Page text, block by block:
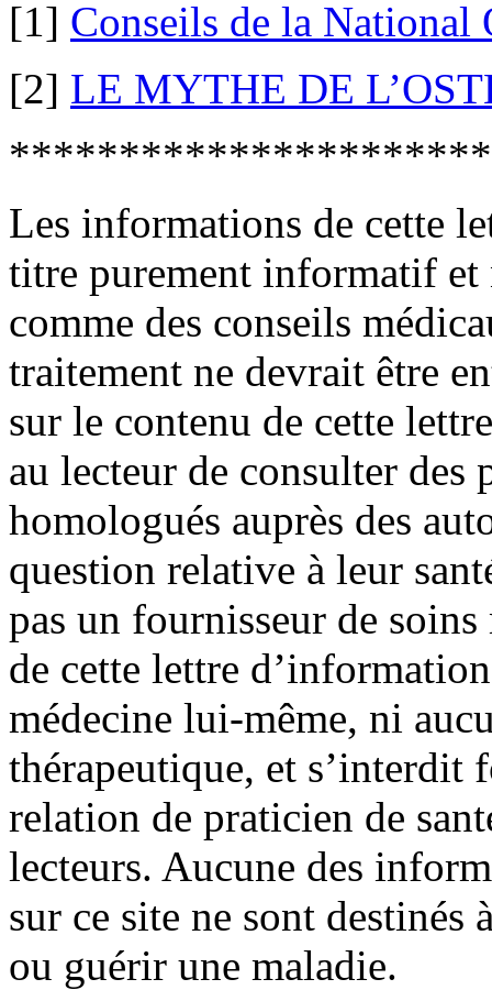
[1] Conseils de la National
[2] LE MYTHE DE
Les informations de cette
titre purement informatif et
comme des conseils
traitement ne devrait être
sur le contenu de cette
au lecteur de consulter des
homologués auprès des
question relative à leur
pas un fournisseur de
de cette lettre
médecine lui-même, ni
thérapeutique, et s’interdit
relation de praticien de
lecteurs. Aucune des
sur ce site ne sont destinés
ou guérir une maladie.